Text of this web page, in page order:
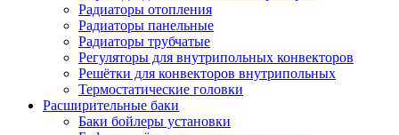
Радиаторы отопления
Радиаторы панельные
Радиаторы трубчатые
Регуляторы для внутрипольных конвекторов
Решётки для конвекторов внутрипольных
Термостатические головки
Расширительные баки
Баки бойлеры установки